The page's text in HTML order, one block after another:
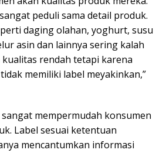
peduli sama detail produk.
daging olahan, yoghurt, susu
asin dan lainnya sering kalah
rendah tetapi karena
memiliki label meyakinkan,”
mempermudah konsumen
Label sesuai ketentuan
mencantumkan informasi